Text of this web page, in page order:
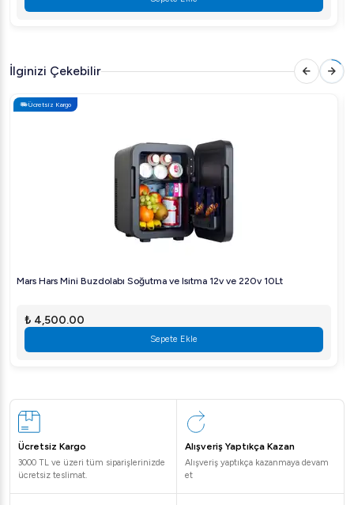
İlginizi Çekebilir
Ücretsiz Kargo
Mars Hars Mini Buzdolabı Soğutma ve Isıtma 12v ve 220v 10Lt
₺ 4,500.00
Sepete Ekle
Ücretsiz Kargo
3000 TL ve üzeri tüm siparişlerinizde
ücretsiz teslimat.
Alışveriş Yaptıkça Kazan
Alışveriş yaptıkça kazanmaya devam
et